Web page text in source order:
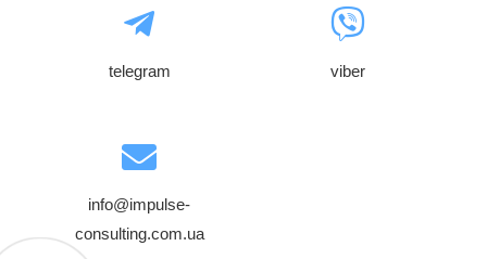
telegram viber
info@impulse-
consulting.com.ua